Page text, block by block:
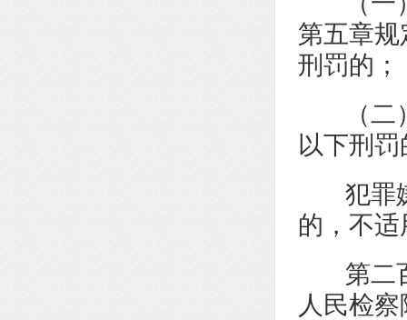
第五章
刑罚的；
（二
以下刑
犯罪
的，不
第二
人民检